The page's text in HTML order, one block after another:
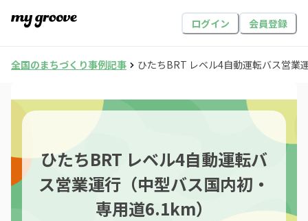
ログイン 会員登録
全国のまちづくり事例記事 ひたちBRT レベル4自動運転バス営業
ひたちBRT レベル4自動運転バ
ス営業運行（中型バス国内初・
専用道6.1km）